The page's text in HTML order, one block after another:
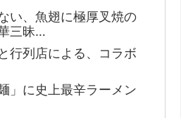
い、魚翅に極厚叉焼の
三昧…
行列店による、コラボ
」に史上最辛ラーメン